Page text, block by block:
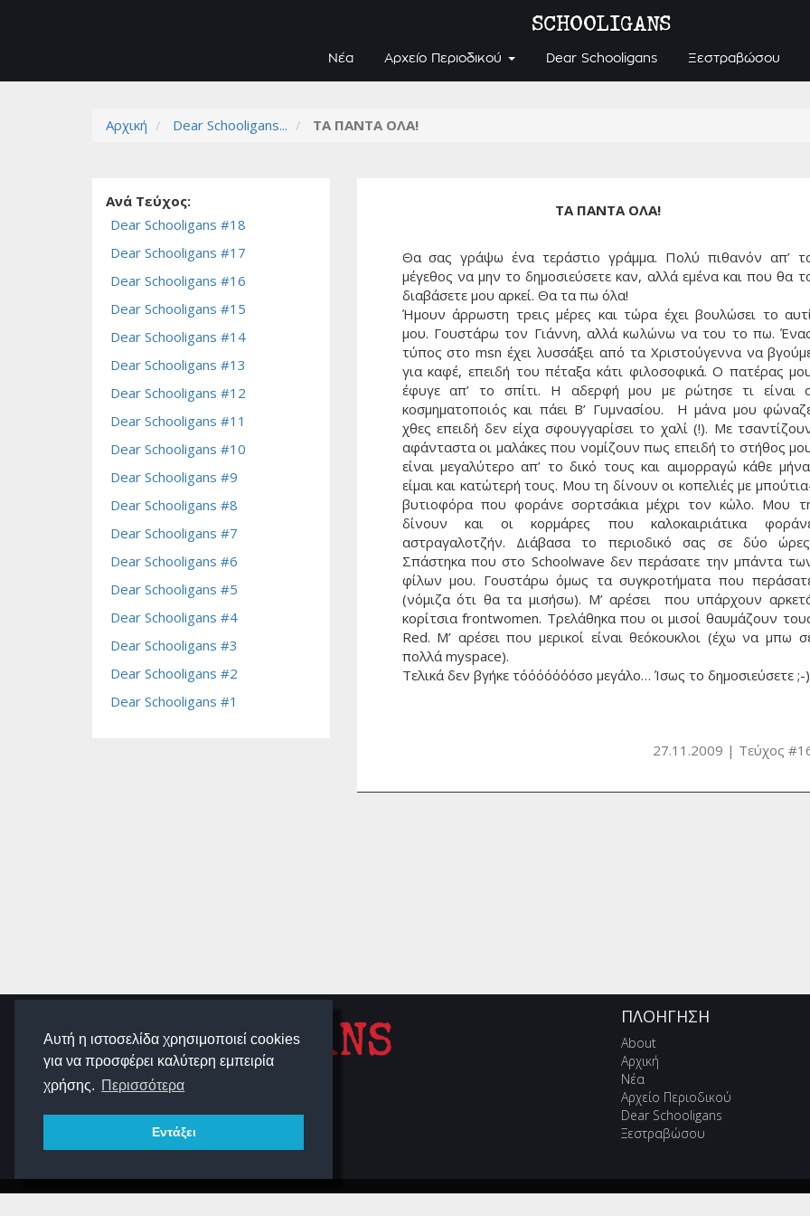
Αυτή η ιστοσελίδα χρησιμοποιεί cookies
για να προσφέρει καλύτερη εμπειρία
χρήσης. Περισσότερα
Εντάξει
SCHOOLIGANS
Νέα Αρχείο Περιοδικού Dear Schooligans Ξεστραβώσου
Αρχική Dear Schooligans... ΤΑ ΠΑΝΤΑ ΟΛΑ!
ΤΑ ΠΑΝΤΑ ΟΛΑ!
Θα σας γράψω ένα τεράστιο γράμμα. Πολύ πιθανόν απ’
μέγεθος να μην το δημοσιεύσετε καν, αλλά εμένα και που θα
διαβάσετε μου αρκεί. Θα τα πω όλα!
Ήμουν άρρωστη τρεις μέρες και τώρα έχει βουλώσει το
μου. Γουστάρω τον Γιάννη, αλλά κωλώνω να του το πω.
τύπος στο msn έχει λυσσάξει από τα Χριστούγεννα να
για καφέ, επειδή του πέταξα κάτι φιλοσοφικά. Ο πατέρας
έφυγε απ’ το σπίτι. Η αδερφή μου με ρώτησε τι είναι
κοσμηματοποιός και πάει Β’ Γυμνασίου. Η μάνα μου
χθες επειδή δεν είχα σφουγγαρίσει το χαλί (!). Με
αφάνταστα οι μαλάκες που νομίζουν πως επειδή το στήθος
είναι μεγαλύτερο απ’ το δικό τους και αιμορραγώ κάθε
είμαι και κατώτερή τους. Μου τη δίνουν οι κοπελιές με
βυτιοφόρα που φοράνε σορτσάκια μέχρι τον κώλο. Μου
δίνουν και οι κορμάρες που καλοκαιριάτικα
αστραγαλοτζήν. Διάβασα το περιοδικό σας σε δύο
Σπάστηκα που στο Schoolwave δεν περάσατε την μπάντα
φίλων μου. Γουστάρω όμως τα συγκροτήματα που
(νόμιζα ότι θα τα μισήσω). Μ’ αρέσει που υπάρχουν
κορίτσια frontwomen. Τρελάθηκα που οι μισοί θαυμάζουν
Red. Μ’ αρέσει που μερικοί είναι θεόκουκλοι (έχω να μπω
πολλά myspace).
Τελικά δεν βγήκε τόόόόόόόσο μεγάλο… Ίσως το δημοσιεύσετε ;-)
27.11.2009 Τεύχος
Ανά Τεύχος:
Dear Schooligans #18
Dear Schooligans #17
Dear Schooligans #16
Dear Schooligans #15
Dear Schooligans #14
Dear Schooligans #13
Dear Schooligans #12
Dear Schooligans #11
Dear Schooligans #10
Dear Schooligans #9
Dear Schooligans #8
Dear Schooligans #7
Dear Schooligans #6
Dear Schooligans #5
Dear Schooligans #4
Dear Schooligans #3
Dear Schooligans #2
Dear Schooligans #1
SCHOOLIGANS
SCHOOLWAVE
ΠΛΟΉΓΗΣΗ
About
Αρχική
Νέα
Αρχείο Περιοδικού
Dear Schooligans
Ξεστραβώσου